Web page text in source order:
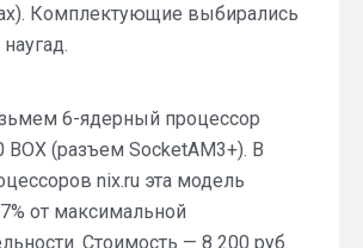
Комплектующие выбирались
6-ядерный процессор
BOX (разъем SocketAM3+). В
nix.ru эта модель
от максимальной
Стоимость — 8 200 руб.